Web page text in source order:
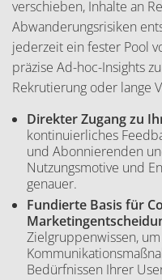
verschieben, Inhalte an
Abwanderungsrisiken
jederzeit ein fester Pool
präzise Ad-hoc-Insights
Rekrutierung oder lange
Direkter Zugang zu
kontinuierliches
und Abonnierenden
Nutzungsmotive und
genauer.
Fundierte Basis für
Zielgruppenwissen,
Bedürfnissen Ihrer